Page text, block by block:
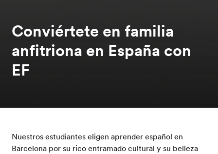
Conviértete en familia
anfitriona en España con
EF
Nuestros estudiantes eligen aprender español en
Barcelona por su rico entramado cultural y su belleza